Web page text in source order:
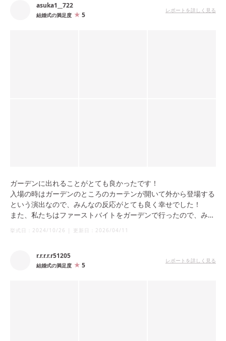
asuka1__722
結婚式の満足度 5
レポートを詳しく見る
ガーデンに出れることがとても良かったです！
入場の時はガーデンのところのカーテンが開いて外から登場する
という演出なので、みんなの反応がとても良く幸せでした！
また、私たちはファーストバイトをガーデンで行ったので、みん
挙式日： 2024/10/26 | 更新日： 2026/04/11
r.r.r.r.r51205
結婚式の満足度 5
レポートを詳しく見る